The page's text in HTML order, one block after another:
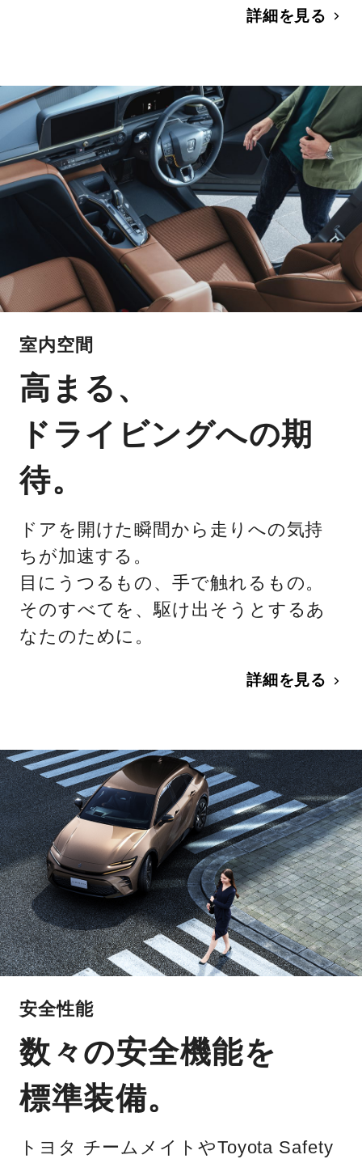
詳細を見る
室内空間
高まる、
ドライビングへの期
待。
ドアを開けた瞬間から走りへの気持
ちが加速する。
目にうつるもの、手で触れるもの。
そのすべてを、駆け出そうとするあ
なたのために。
詳細を見る
安全性能
数々の安全機能を
標準装備。
トヨタ チームメイトやToyota Safety